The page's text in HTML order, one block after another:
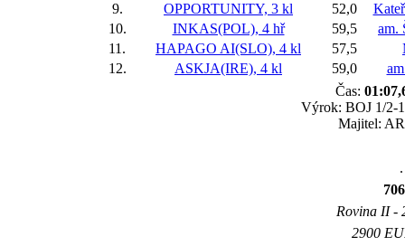
9.
OPPORTUNITY, 3 kl 52,0
10.
INKAS(POL), 4 hř 59,5
am.
11.
HAPAGO AI(SLO), 4 kl 57,5
12.
ASKJA(IRE), 4 kl 59,0
Čas:
Výrok: BOJ 1/2-
Majitel:
Rovina II -
2900